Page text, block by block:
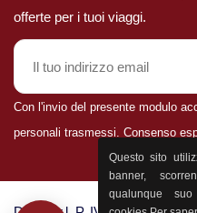
Questo sito
banner,
qualunque
Viaggi in Ecuador
Viaggi in Peru'
0432 25400
offerte per i tuoi viaggi.
Con l'invio del presente modulo
personali trasmessi. Consenso